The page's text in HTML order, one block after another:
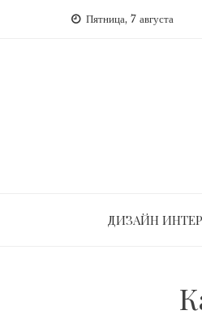
Пятница, 7 августа
ДИЗАЙН